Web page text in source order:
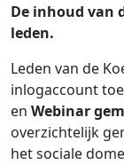
De inhoud van
leden.
Leden van de
inlogaccount
en Webinar
overzichtelijk
het sociale